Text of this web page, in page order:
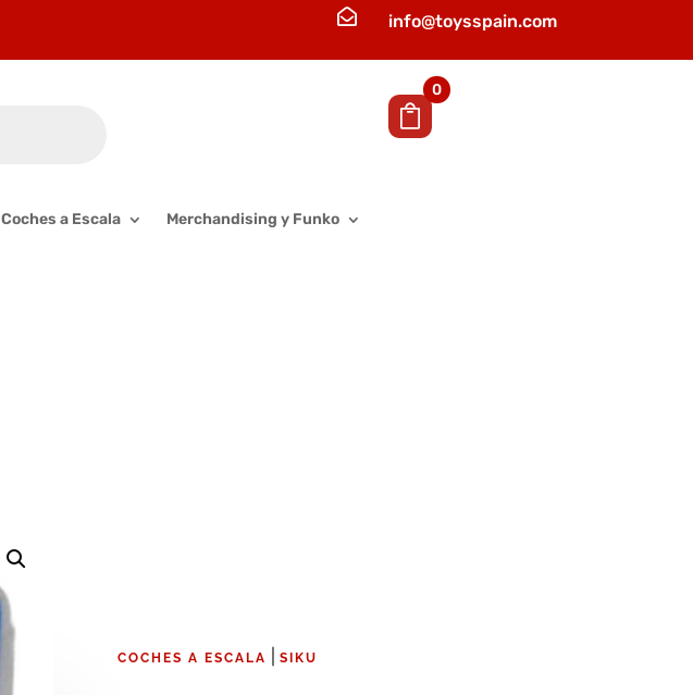
 info@toysspain.com
0
Coches a Escala Merchandising y Funko
COCHES A ESCALA SIKU